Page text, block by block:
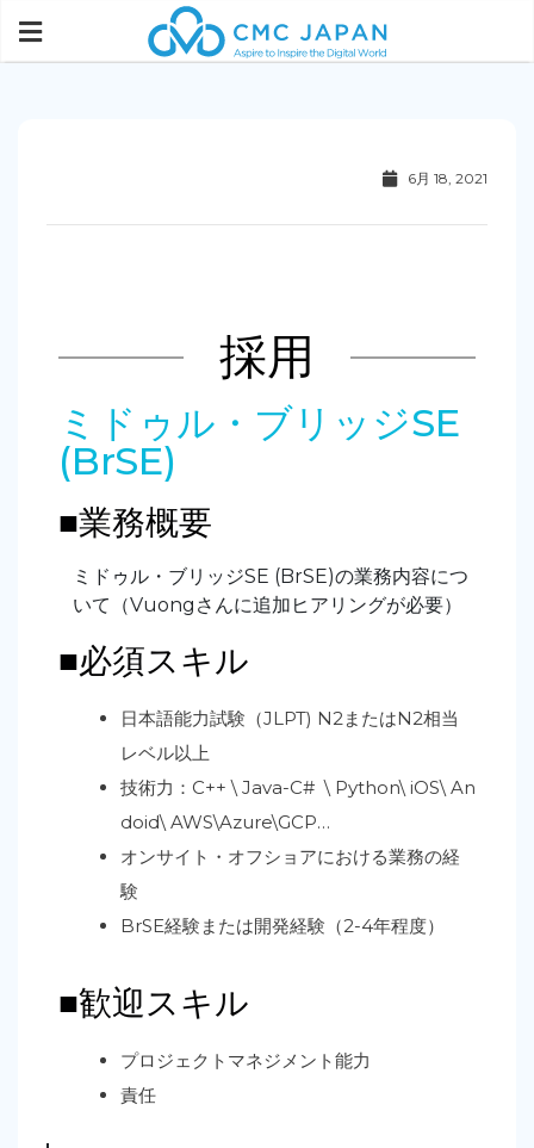
6月 18, 2021
採用
ミドゥル・ブリッジSE
(BrSE)
■業務概要
ミドゥル・ブリッジSE (BrSE)の業務内容につ
いて（Vuongさんに追加ヒアリングが必要）
■必須スキル
日本語能力試験（JLPT) N2またはN2相当
レベル以上
技術力： C++ \ Java-C# \ Python\ iOS\ An
doid\ AWS\Azure\GCP…
オンサイト・オフショアにおける業務の経
験
BrSE経験または開発経験（2-4年程度）
■歓迎スキル
プロジェクトマネジメント能力
責任